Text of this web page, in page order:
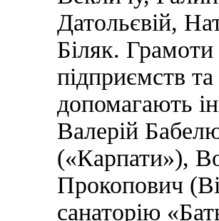
Датольєвій,
Біляк. Грамоти
підприємств та
допомагають
Валерій
(«Карпати»),
Прокопович
санаторію